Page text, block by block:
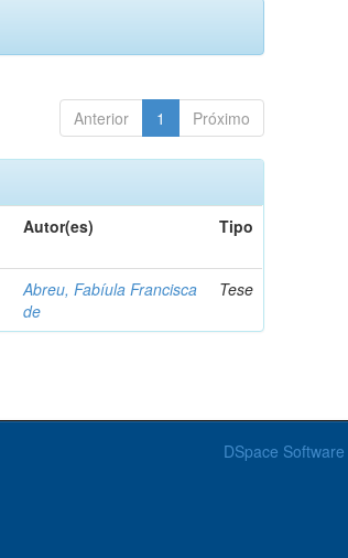
Anterior 1 Próximo
Autor(es) Tipo
Abreu, Fabíula Francisca
de
Tese
DSpace Software